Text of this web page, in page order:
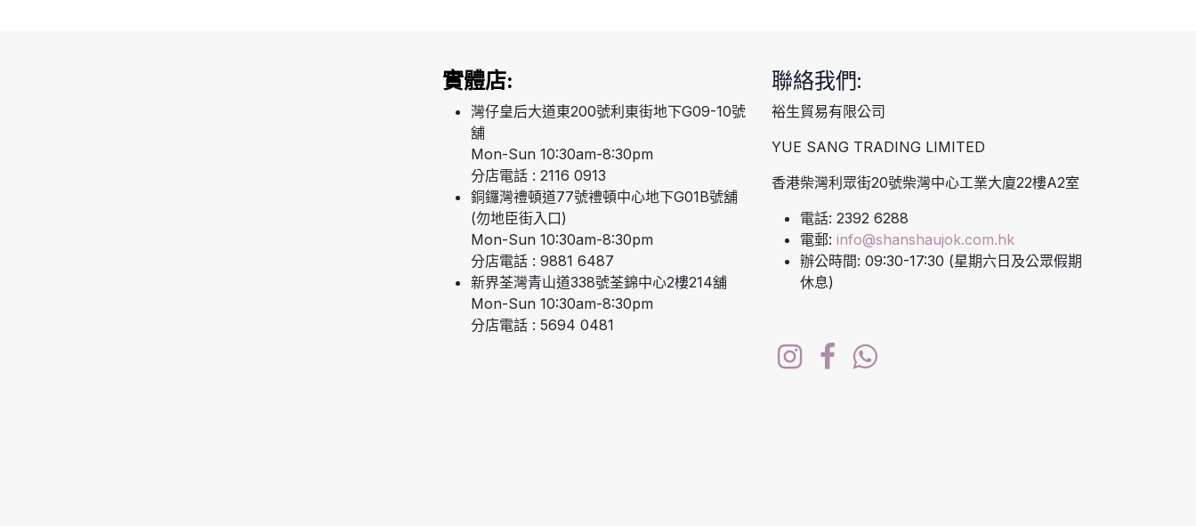
聯絡我們:
裕生貿易有限公司
YUE SANG TRADING LIMITED
香港柴灣利眾街20號柴灣中心工業大廈22樓A2室
電話: 2392 6288
電郵: info@shanshaujok.com.hk
辦公時間: 09:30-17:30 (星期六日及公眾假期
休息)
實體店:
灣仔皇后大道東200號利東街地下G09-10號
舖
Mon-Sun 10:30am-8:30pm
分店電話 : 2116 0913
銅鑼灣禮頓道77號禮頓中心地下G01B號舖
(勿地臣街入口)
Mon-Sun 10:30am-8:30pm
分店電話 : 9881 6487
新界荃灣青山道338號荃錦中心2樓214舖
Mon-Sun 10:30am-8:30pm
分店電話 : 5694 0481